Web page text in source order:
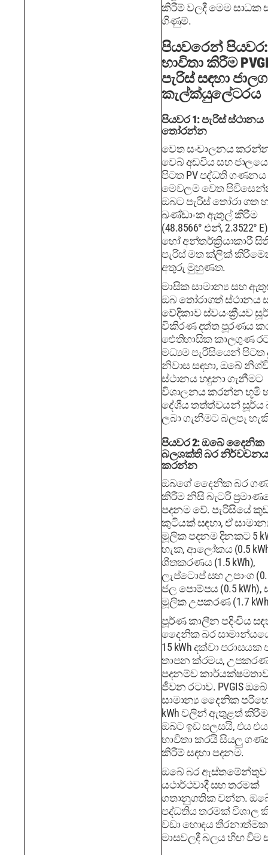
කිරීම් වලදී මෙම සාධක
ගිණුම්.
පියවරෙන් පියවර:
භාවිතා කිරීම
පැරිස් සඳහා
කැල්ක්යුලේටරය
පියවර 1: පැරිස් ස්ථානය
තෝරන්න
වෙත සංචාලනය කරන්න
වෙබ් අඩවිය සහ
පිටත PV පද්ධති
මෙවලම වෙත
ඔබට පැරිස් තෝරා ගත
ඛණ්ඩාංක ඇතුල් කිරීම
(48.8566° එන්, 2.3522°
හෝ අන්තර්ක්‍රියාකාරී
පැරිස් මත ක්ලික්
අතුරු මුහුණත.
මාසික සාමාන්‍ය සහ
ඔබ තෝරාගත් ස්ථානය
වේදිකාව ස්වයංක්‍රීයව
විකිරණ දත්ත පූරණය
ඓතිහාසික කාලගුණ
මධ්‍යම පැරීසියෙන් පිටත
නිවාස සඳහා, ඔබේ
ස්ථානය හඳුනා ගැනීමට
විශාලනය කරන්න භූමි
දේශීය තත්ත්වයන් සූර්ය
ලබා ගැනීමට බලපෑ
පියවර 2: ඔබේ දෛනික
බලශක්ති බර නිර්වචනය
කරන්න
ඔබගේ දෛනික බර
කිරීම නිසි බැටරි
පදනම වේ. පැරිසියේ
කුටියක් සඳහා, ඒ
මූලික පදනම දිනකට 5
හැක, ආලෝකය (0.5
ශීතකරණය (1.5 kWh),
ලැප්ටොප් සහ උපාංග
ජල පොම්පය (0.5 kWh),
මූලික උපකරණ (1.7
පූර්ණ කාලීන පදිංචිය
දෛනික බර
15 kWh දක්වා පරාසයක
තාපන ක්රමය,
පදනම්ව
ජීවන රටාව. PVGIS ඔබේ
සාමාන්‍ය දෛනික
kWh වලින් ඇතුළත්
ඔබට ඉඩ සලසයි, එය එය
භාවිතා කරයි සියලු
කිරීම් සඳහා පදනම.
ඔබේ බර
යථාර්ථවාදී සහ තරමක්
ගතානුගතික වන්න.
පද්ධතිය තරමක් විශාල
වඩා හොඳය
මාසවලදී බලය හිඟ වීම